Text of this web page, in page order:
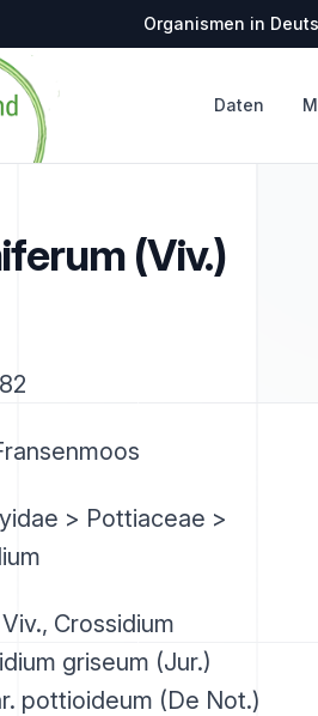
Organismen in
Daten
(Viv.)
> Pottiaceae >
Crossidium
griseum (Jur.)
pottioideum (De Not.)